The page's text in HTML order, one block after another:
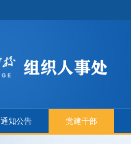
通知公告 党建干部